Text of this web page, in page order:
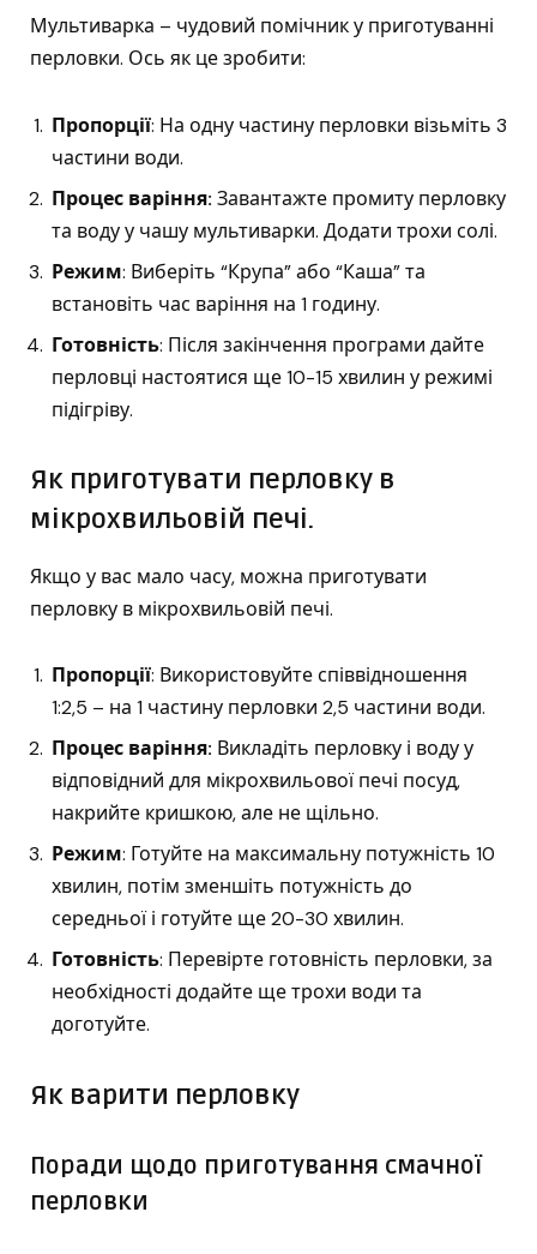
Мультиварка – чудовий помічник у приготуванні
перловки. Ось як це зробити:
Пропорції: На одну частину перловки візьміть 3
частини води.
Процес варіння: Завантажте промиту перловку
та воду у чашу мультиварки. Додати трохи солі.
Режим: Виберіть “Крупа” або “Каша” та
встановіть час варіння на 1 годину.
Готовність: Після закінчення програми дайте
перловці настоятися ще 10-15 хвилин у режимі
підігріву.
Як приготувати перловку в
мікрохвильовій печі.
Якщо у вас мало часу, можна приготувати
перловку в мікрохвильовій печі.
Пропорції: Використовуйте співвідношення
1:2,5 – на 1 частину перловки 2,5 частини води.
Процес варіння: Викладіть перловку і воду у
відповідний для мікрохвильової печі посуд,
накрийте кришкою, але не щільно.
Режим: Готуйте на максимальну потужність 10
хвилин, потім зменшіть потужність до
середньої і готуйте ще 20-30 хвилин.
Готовність: Перевірте готовність перловки, за
необхідності додайте ще трохи води та
доготуйте.
Як варити перловку
Поради щодо приготування смачної
перловки